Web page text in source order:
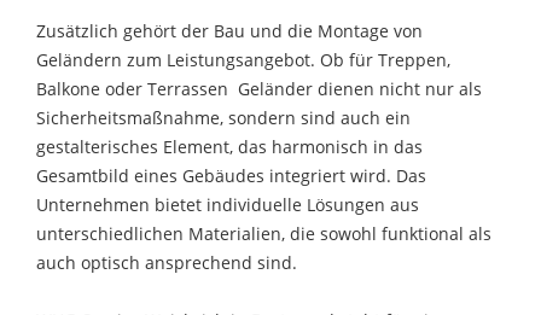
Zusätzlich gehört der Bau und die Montage von
Geländern zum Leistungsangebot. Ob für Treppen,
Balkone oder Terrassen  Geländer dienen nicht nur als
Sicherheitsmaßnahme, sondern sind auch ein
gestalterisches Element, das harmonisch in das
Gesamtbild eines Gebäudes integriert wird. Das
Unternehmen bietet individuelle Lösungen aus
unterschiedlichen Materialien, die sowohl funktional als
auch optisch ansprechend sind.